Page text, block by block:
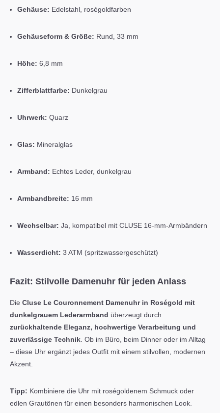
Gehäuse: Edelstahl, roségoldfarben
Gehäuseform & Größe: Rund, 33 mm
Höhe: 6,8 mm
Zifferblattfarbe: Dunkelgrau
Uhrwerk: Quarz
Glas: Mineralglas
Armband: Echtes Leder, dunkelgrau
Armbandbreite: 16 mm
Wechselbar: Ja, kompatibel mit CLUSE 16-mm-Armbändern
Wasserdicht: 3 ATM (spritzwassergeschützt)
Fazit: Stilvolle Damenuhr für jeden Anlass
Die Cluse Le Couronnement Damenuhr in Roségold mit
dunkelgrauem Lederarmband überzeugt durch
zurückhaltende Eleganz, hochwertige Verarbeitung und
zuverlässige Technik . Ob im Büro, beim Dinner oder im Alltag
– diese Uhr ergänzt jedes Outfit mit einem stilvollen, modernen
Akzent.
Tipp: Kombiniere die Uhr mit roségoldenem Schmuck oder
edlen Grautönen für einen besonders harmonischen Look.